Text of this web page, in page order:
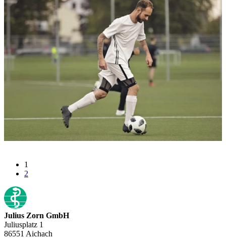
1
2
Julius Zorn GmbH
Juliusplatz 1
86551 Aichach